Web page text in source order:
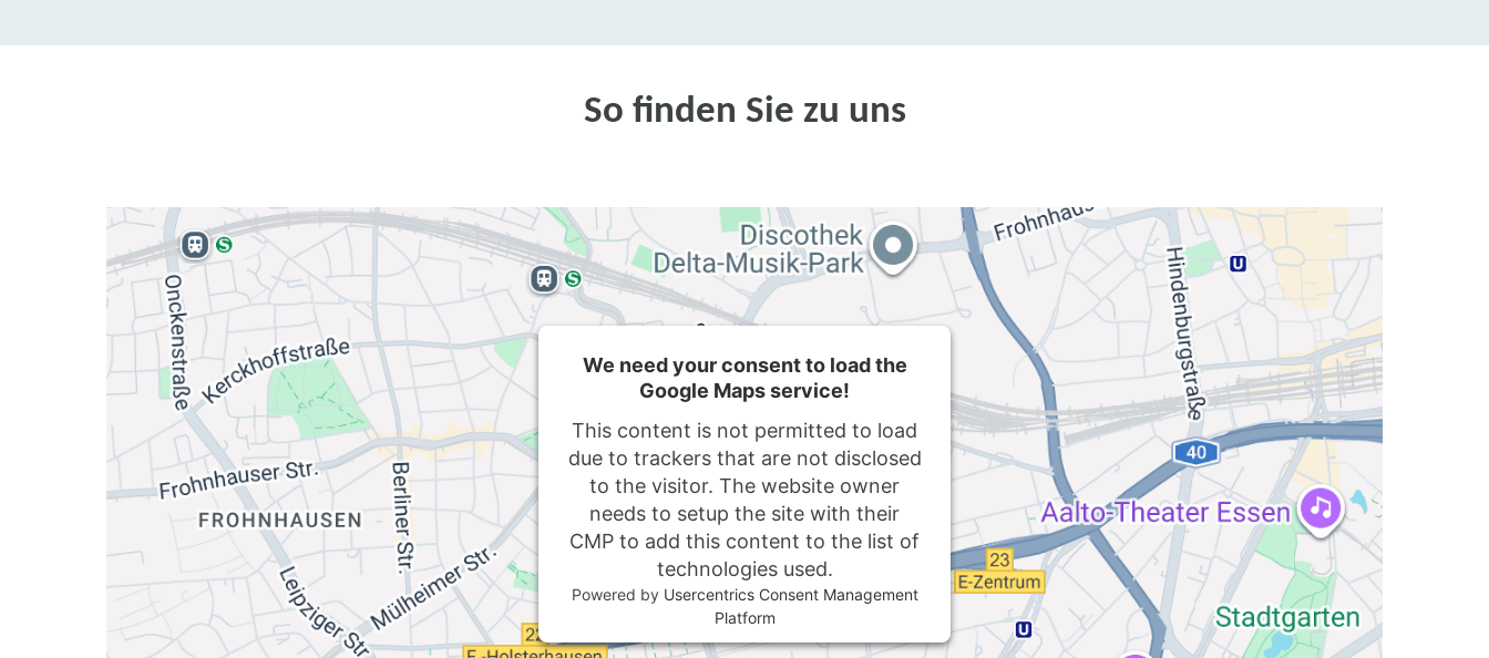
So finden Sie zu uns
We need your consent to load the
Google Maps service!
This content is not permitted to load
due to trackers that are not disclosed
to the visitor. The website owner
needs to setup the site with their
CMP to add this content to the list of
technologies used.
Powered by Usercentrics Consent Management
Platform